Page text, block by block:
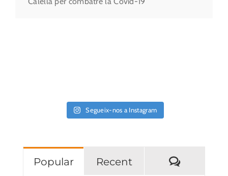
Segueix-nos a Instagram
Popular Recent